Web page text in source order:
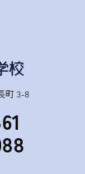
町 3-8